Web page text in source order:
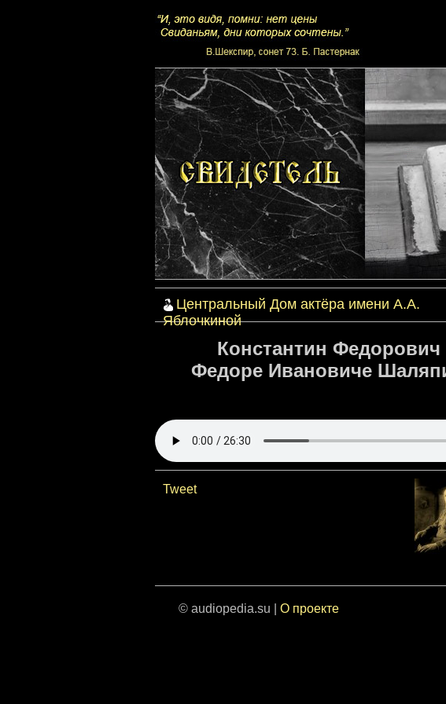
Центральный Дом актёра имени А.А.
Яблочкиной
Константин
Федоре Ивановиче
Tweet
© audiopedia.su | О проекте